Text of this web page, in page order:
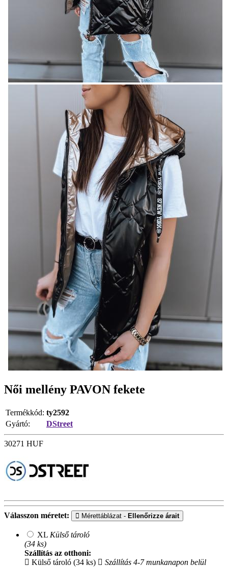
Női mellény PAVON fekete
Termékkód: ty2592
Gyártó:
DStreet
30271 HUF
Válasszon méretet: Mérettáblázat - Ellenőrizze árait
XL Külső tároló
(34 ks)
Szállítás az otthoni:
Külső tároló (34 ks)
Szállítás 4-7 munkanapon belül